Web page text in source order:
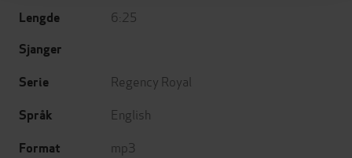
Lengde 6:25
Sjanger
Serie
Regency Royal
Språk English
Format mp3